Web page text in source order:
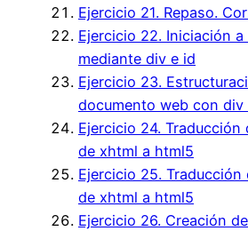
Ejercicio 21. Repaso.
Ejercicio 22. Iniciación a
mediante div e id
Ejercicio 23.
documento web con div
Ejercicio 24. Traducción
de xhtml a html5
Ejercicio 25.
de xhtml a html5
Ejercicio 26. Creación